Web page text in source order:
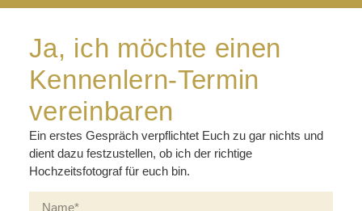
Ja, ich möchte einen
Kennenlern-Termin
vereinbaren
Ein erstes Gespräch verpflichtet Euch zu gar nichts und
dient dazu festzustellen, ob ich der richtige
Hochzeitsfotograf für euch bin.